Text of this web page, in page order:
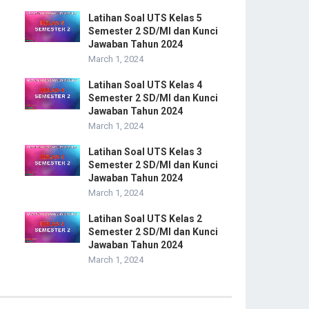
Latihan Soal UTS Kelas 5
Semester 2 SD/MI dan Kunci
Jawaban Tahun 2024
March 1, 2024
Latihan Soal UTS Kelas 4
Semester 2 SD/MI dan Kunci
Jawaban Tahun 2024
March 1, 2024
Latihan Soal UTS Kelas 3
Semester 2 SD/MI dan Kunci
Jawaban Tahun 2024
March 1, 2024
Latihan Soal UTS Kelas 2
Semester 2 SD/MI dan Kunci
Jawaban Tahun 2024
March 1, 2024